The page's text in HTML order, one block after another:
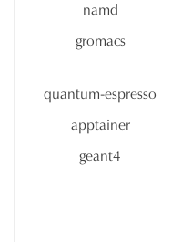
namd
gromacs
quantum-espresso
apptainer
geant4